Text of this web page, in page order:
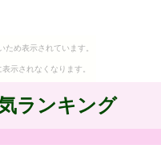
め表示されています。
示されなくなります。
ランキング